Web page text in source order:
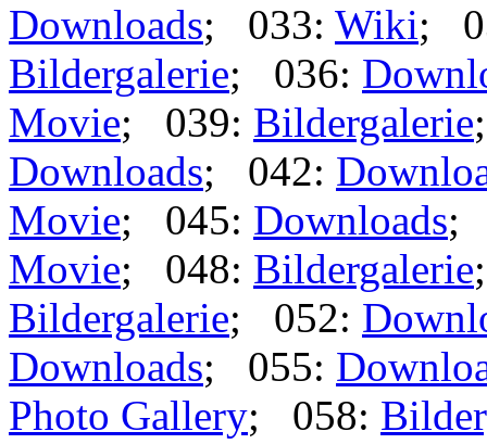
Downloads; 033: Wiki;
Bildergalerie; 036:
Movie; 039: Bildergalerie
Downloads; 042:
Movie; 045: Downloads;
Movie; 048: Bildergalerie
Bildergalerie; 052:
Downloads; 055:
Photo Gallery; 058: